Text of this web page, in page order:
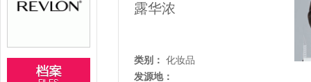
露华浓
类别： 化妆品
发源地：